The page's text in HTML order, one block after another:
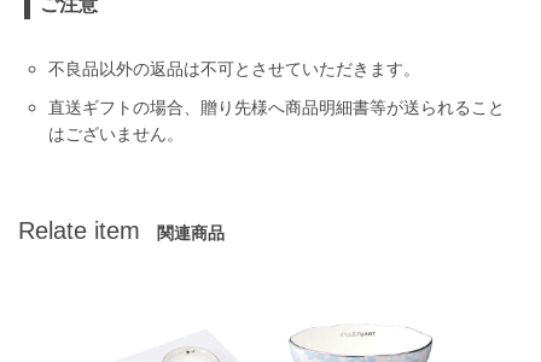
不良品以外の返品は不可とさせていただきます。
直送ギフトの場合、贈り先様へ商品明細書等が送られること
はございません。
Relate item 関連商品